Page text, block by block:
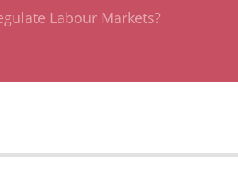
Labour Markets?